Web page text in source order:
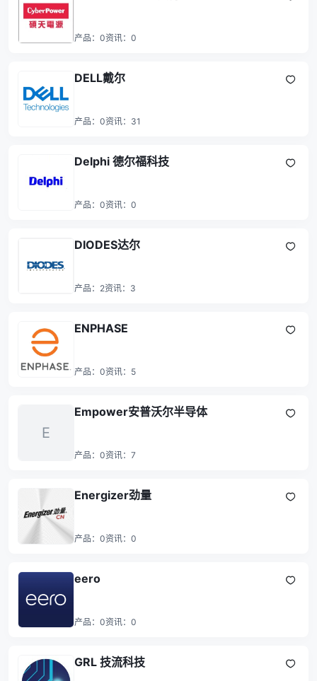
产品： 0资讯： 0
DELL戴尔
产品： 0资讯： 31
Delphi 德尔福科技
产品： 0资讯： 0
DIODES达尔
产品： 2资讯： 3
ENPHASE
产品： 0资讯： 5
E
Empower安普沃尔半导体
产品： 0资讯： 7
Energizer劲量
产品： 0资讯： 0
eero
产品： 0资讯： 0
GRL 技流科技